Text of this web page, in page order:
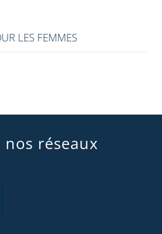
LES FEMMES
réseaux